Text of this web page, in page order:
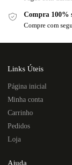
Compra 100%
Compre com
Links Úteis
Página inicial
Minha conta
Carrinho
Pedidos
Loja
Ajuda